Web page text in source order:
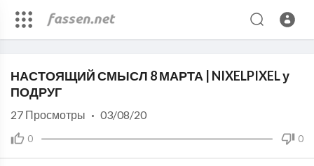
Download File: https://www.youtube.com/watch?v=_h7nNjnMK0w
НАСТОЯЩИЙ СМЫСЛ 8 МАРТА | NIXELPIXEL у
ПОДРУГ
0 0
27 Просмотры · 03/08/20